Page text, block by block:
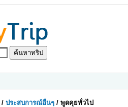
/ประสบการณ์อื่นๆ /พูดคุยทั่วไป